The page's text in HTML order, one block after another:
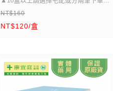
▲
口罩大小可以參考圖片的尺寸~
NT$160
NT$120/盒